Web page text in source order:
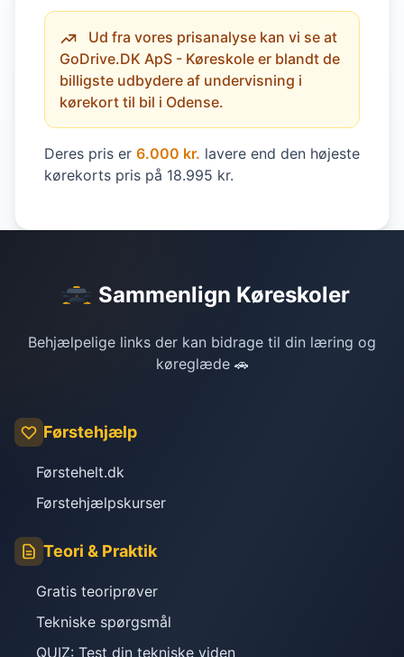
Ud fra vores prisanalyse kan vi se at
GoDrive.DK ApS - Køreskole er blandt de
billigste udbydere af undervisning i
kørekort til bil i Odense.
Deres pris er 6.000 kr. lavere end den højeste
kørekorts pris på 18.995 kr.
Sammenlign Køreskoler
Behjælpelige links der kan bidrage til din læring og
køreglæde 🚗
Førstehjælp
Førstehelt.dk
Førstehjælpskurser
Teori & Praktik
Gratis teoriprøver
Tekniske spørgsmål
QUIZ: Test din tekniske viden